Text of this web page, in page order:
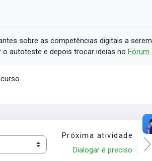
sobre as competências digitais a serem
o autoteste e depois trocar ideias noFórum.
Próxima atividade
Dialogar é preciso